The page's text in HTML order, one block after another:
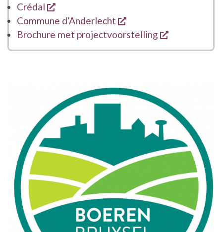
Crédal
opent een nieuw venster
Commune d’Anderlecht
opent een nieuw
Brochure met projectvoorstelling
opent een